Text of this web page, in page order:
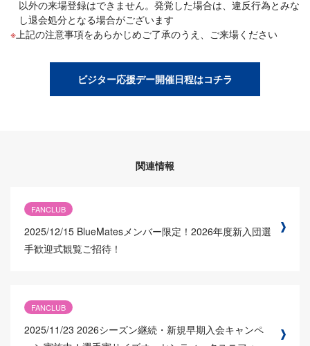
以外の来場登録はできません。発覚した場合は、違反行為とみな
し退会処分となる場合がございます
上記の注意事項をあらかじめご了承のうえ、ご来場ください
ビジター応援デー開催日程はコチラ
関連情報
FANCLUB
2025/12/15 BlueMatesメンバー限定！2026年度新入団選
手歓迎式観覧ご招待！
FANCLUB
2025/11/23 2026シーズン継続・新規早期入会キャンペ